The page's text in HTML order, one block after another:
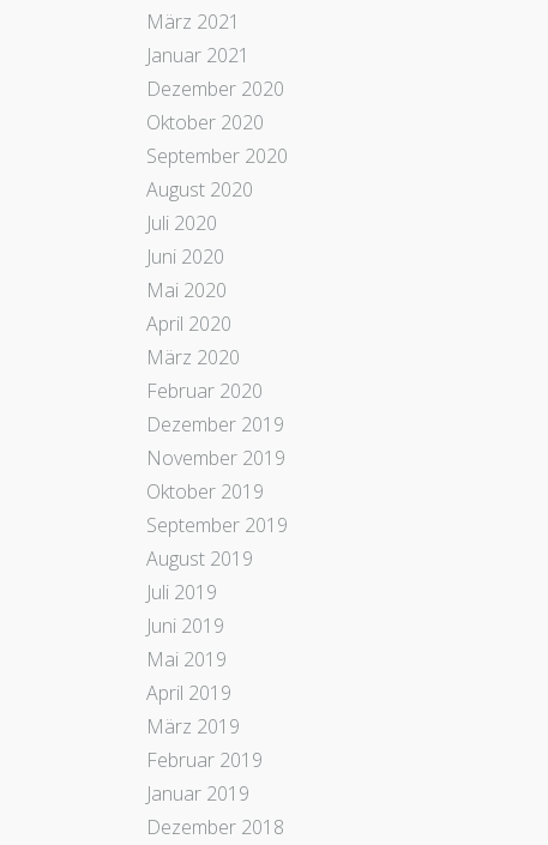
März 2021
Januar 2021
Dezember 2020
Oktober 2020
September 2020
August 2020
Juli 2020
Juni 2020
Mai 2020
April 2020
März 2020
Februar 2020
Dezember 2019
November 2019
Oktober 2019
September 2019
August 2019
Juli 2019
Juni 2019
Mai 2019
April 2019
März 2019
Februar 2019
Januar 2019
Dezember 2018